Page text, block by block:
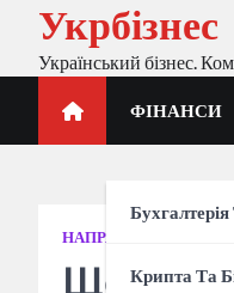
Перейти
вмісту
Укрбізнес
Український бізнес.
ФІНАНСИ
Крипта Та
НАПРЯМКИ
Що таке